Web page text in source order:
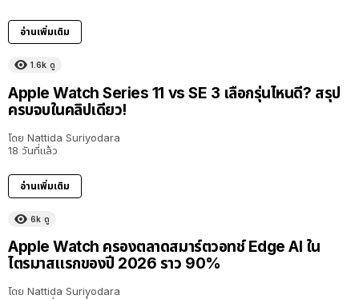
อ่านเพิ่มเติม
1.6k ดู
Apple Watch Series 11 vs SE 3 เลือกรุ่นไหนดี? สรุป
ครบจบในคลิปเดียว!
โดย Nattida Suriyodara
18 วันที่แล้ว
อ่านเพิ่มเติม
6k ดู
Apple Watch ครองตลาดสมาร์ตวอทช์ Edge AI ใน
ไตรมาสแรกของปี 2026 ราว 90%
โดย Nattida Suriyodara